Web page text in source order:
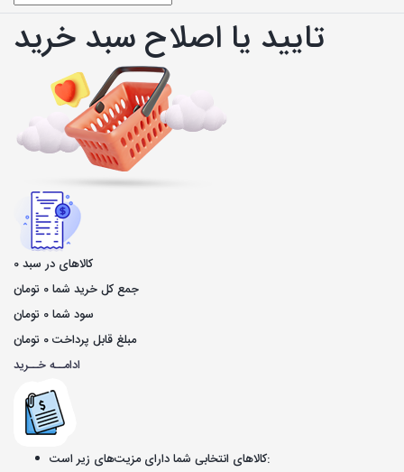
تایید یا اصلاح سبد خرید
کالاهای در سبد0
جمع کل خرید شما0 تومان
سود شما0 تومان
مبلغ قابل پرداخت0 تومان
ادامــه خــرید
کالاهای انتخابی شما دارای مزیت‌های زیر است: